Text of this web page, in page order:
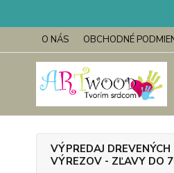
O NÁS OBCHODNÉ
VÝPREDAJ DREVENÝCH
VÝREZOV - ZĽAVY DO